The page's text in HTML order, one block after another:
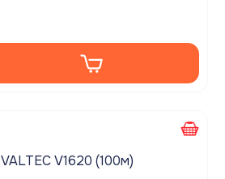
Труба М/П 16х2,0 VALTEC V1620 (100м)